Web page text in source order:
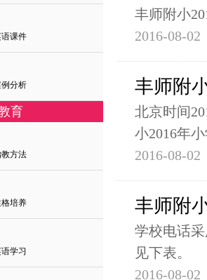
课件
分析
育
方法
培养
学习
丰师附小
2016-08-02
丰师附
北京时间
小2016年
2016-08-02
丰师附
学校电话
见下表。
2016-08-02